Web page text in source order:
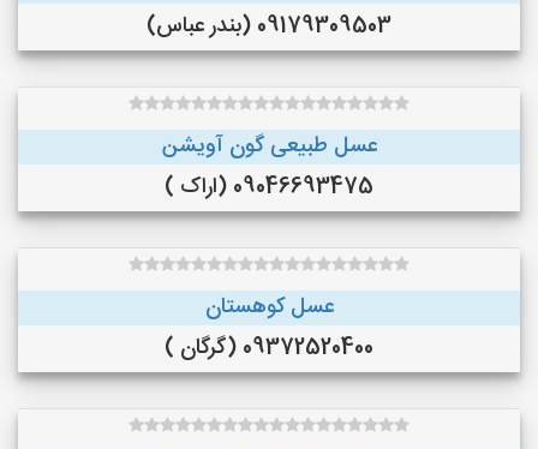
09179309503 (بندر عباس)
عسل طبیعی گون آویشن
09046693475 (اراک )
عسل کوهستان
09372520400 (گرگان )